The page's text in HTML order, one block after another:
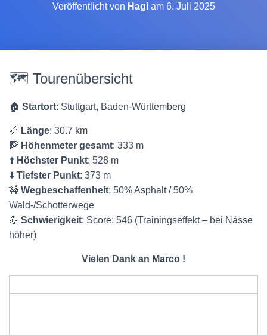
Veröffentlicht von Hagiam 6. Juli 2025
🗺️ Tourenübersicht
🏠 Startort: Stuttgart, Baden-Württemberg
📏 Länge: 30.7 km
🧗 Höhenmeter gesamt: 333 m
⬆️ Höchster Punkt: 528 m
⬇️ Tiefster Punkt: 373 m
🚧 Wegbeschaffenheit: 50% Asphalt / 50%
Wald-/Schotterwege
💪 Schwierigkeit: Score: 546 (Trainingseffekt – bei Nässe
höher)
Vielen Dank an Marco !